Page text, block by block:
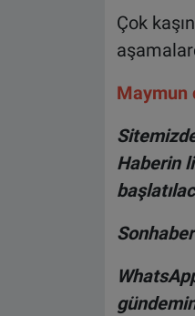
Çok
Maymun
Haberin